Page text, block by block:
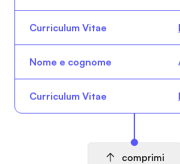
comprimi